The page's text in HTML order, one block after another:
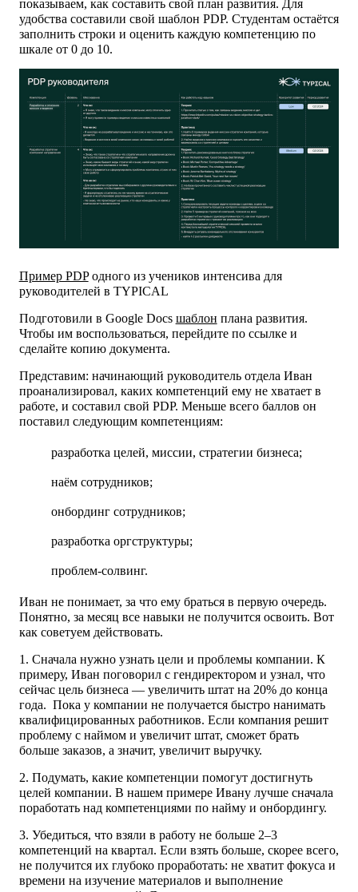
показываем, как составить свой план развития. Для
удобства составили свой шаблон PDP. Студентам остаётся
заполнить строки и оценить каждую компетенцию по
шкале от 0 до 10.
Пример PDPодного из учеников интенсива для
руководителей в TYPICAL
Подготовили в Google Docs шаблон плана развития.
Чтобы им воспользоваться, перейдите по ссылке и
сделайте копию документа.
Представим: начинающий руководитель отдела Иван
проанализировал, каких компетенций ему не хватает в
работе, и составил свой PDP. Меньше всего баллов он
поставил следующим компетенциям:
разработка целей, миссии, стратегии бизнеса;
наём сотрудников;
онбординг сотрудников;
разработка оргструктуры;
проблем-солвинг.
Иван не понимает, за что ему браться в первую очередь.
Понятно, за месяц все навыки не получится освоить. Вот
как советуем действовать.
1. Сначала нужно узнать цели и проблемы компании. К
примеру, Иван поговорил с гендиректором и узнал, что
сейчас цель бизнеса — увеличить штат на 20% до конца
года. Пока у компании не получается быстро нанимать
квалифицированных работников. Если компания решит
проблему с наймом и увеличит штат, сможет брать
больше заказов, а значит, увеличит выручку.
2. Подумать, какие компетенции помогут достигнуть
целей компании. В нашем примере Ивану лучше сначала
поработать над компетенциями по найму и онбордингу.
3. Убедиться, что взяли в работу не больше 2–3
компетенций на квартал. Если взять больше, скорее всего,
не получится их глубоко проработать: не хватит фокуса и
времени на изучение материалов и выполнение